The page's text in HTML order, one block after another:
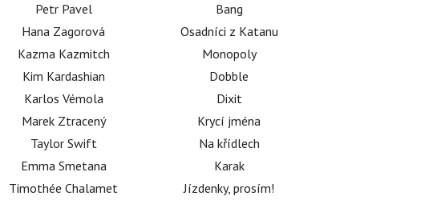
Petr Pavel
Hana Zagorová
Kazma Kazmitch
Kim Kardashian
Karlos Vémola
Marek Ztracený
Taylor Swift
Emma Smetana
Timothée Chalamet
Bang
Osadníci z Katanu
Monopoly
Dobble
Dixit
Krycí jména
Na křídlech
Karak
Jízdenky, prosím!